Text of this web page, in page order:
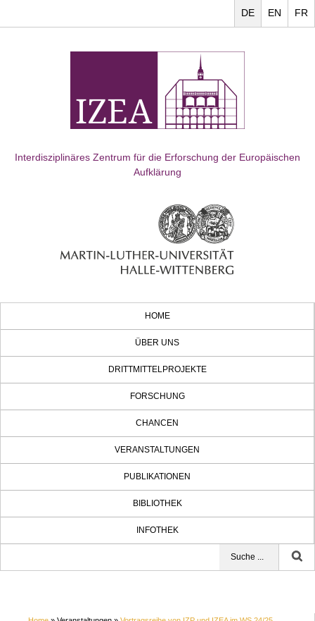
FR
EN
DE
Interdisziplinäres Zentrum für die Erforschung der Europäischen
Aufklärung
HOME
ÜBER UNS
DRITTMITTELPROJEKTE
FORSCHUNG
CHANCEN
VERANSTALTUNGEN
PUBLIKATIONEN
BIBLIOTHEK
INFOTHEK